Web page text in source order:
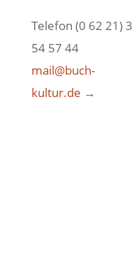
Telefon (0 62 21) 3
54 57 44
mail@buch-
kultur.de →